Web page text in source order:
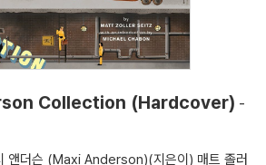
Collection (Hardcover) -
앤더슨 (Maxi Anderson)(지은이) 매트 졸러